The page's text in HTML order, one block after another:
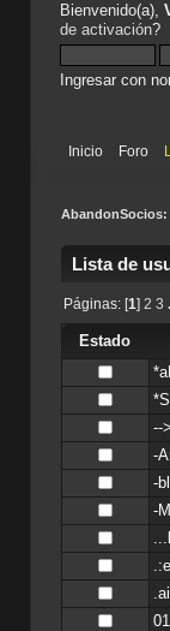
Bienvenido(a),
de activación?
Ingresar con
Inicio Foro
Lista de
Páginas: [1] 2 3
Estado
--
-
-
-